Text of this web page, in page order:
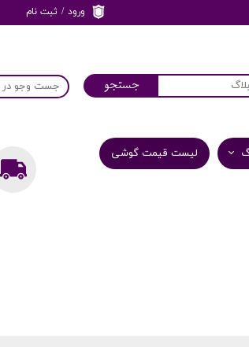
ورود / ثبت نام
سفارشات
لیست قیمت گوشی
جستجو